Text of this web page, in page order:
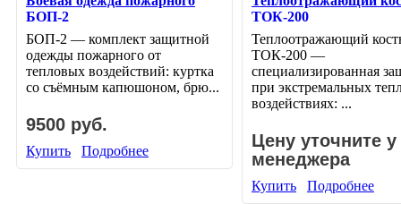
БОП-2
БОП-2 — комплект защитной
одежды пожарного от
тепловых воздействий: куртка
со съёмным капюшоном, брю...
9500 руб.
Купить Подробнее
ТОК-200
Теплоотражающий
ТОК-200 —
специализированная
при экстремальных
воздействиях: ...
Цену уточните у
менеджера
Купить Подробнее